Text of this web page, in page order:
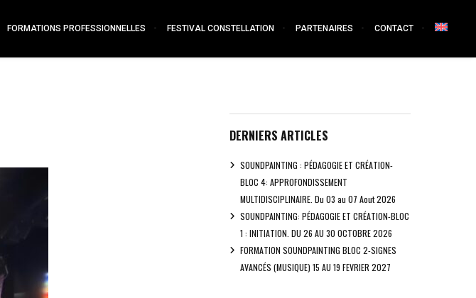
FORMATIONS PROFESSIONNELLES FESTIVAL CONSTELLATION PARTENAIRES CONTACT
DERNIERS ARTICLES
SOUNDPAINTING : PÉDAGOGIE ET CRÉATION-
BLOC 4: APPROFONDISSEMENT
MULTIDISCIPLINAIRE. Du 03 au 07 Aout 2026
SOUNDPAINTING: PÉDAGOGIE ET CRÉATION-BLOC
1 : INITIATION. DU 26 AU 30 OCTOBRE 2026
FORMATION SOUNDPAINTING BLOC 2-SIGNES
AVANCÉS (MUSIQUE) 15 AU 19 FEVRIER 2027